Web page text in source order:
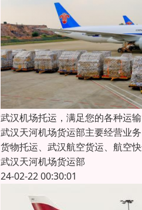
武汉机场托运，满足您的各种运
武汉天河机场货运部主要经营业
货物托运、武汉航空货运、航空
武汉天河机场货运部
24-02-22 00:30:01